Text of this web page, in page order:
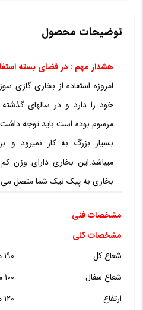
توضیحات محصول
هشدار مهم : در فضای بسته
امروزه استفاده از بخاری گازی
خود را دارد و در سالهای
مرسوم بوده است.باید توجه
بسیار بزرگ به کار نمیرود و
میباشد.این بخاری دارای وزن
بخاری به پیک نیک شما متصل می
مشخصات فنی
مشخصات کلی
شعاع کل
۱۹۰ میلی متر
شعاع سفال
۱۰۰ میلی متر
ارتفاع
۱۲۰ میلی متر